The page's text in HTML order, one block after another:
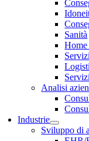
Sanità
Analisi
Industrie
Sviluppo di